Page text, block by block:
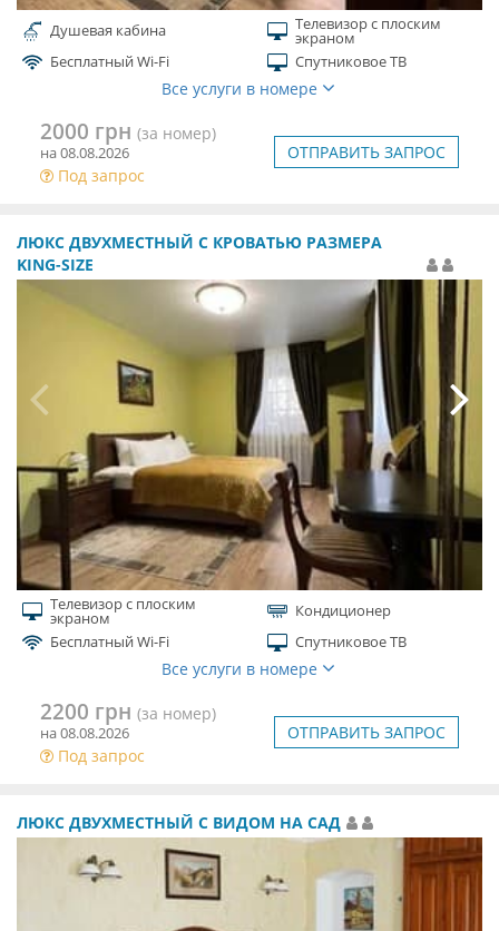
Душевая кабина Телевизор с плоским
экраном
Бесплатный Wi-Fi
Спутниковое ТВ
Все услуги в номере
2000 грн (за номер)
на 08.08.2026
Под запрос
ОТПРАВИТЬ ЗАПРОС
ЛЮКС ДВУХМЕСТНЫЙ С КРОВАТЬЮ РАЗМЕРА
KING-SIZE
Телевизор с плоским
экраном
Кондиционер
Бесплатный Wi-Fi
Спутниковое ТВ
Все услуги в номере
2200 грн (за номер)
на 08.08.2026
Под запрос
ОТПРАВИТЬ ЗАПРОС
ЛЮКС ДВУХМЕСТНЫЙ С ВИДОМ НА САД